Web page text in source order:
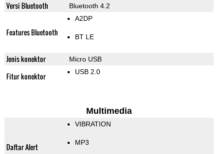
Versi Bluetooth Bluetooth 4.2
Features Bluetooth
A2DP
BT LE
Jenis konektor Micro USB
Fitur konektor USB 2.0
Multimedia
Daftar Alert
VIBRATION
MP3